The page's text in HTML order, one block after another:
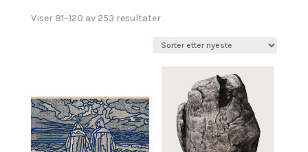
Viser 81–120 av 253 resultaterSortert